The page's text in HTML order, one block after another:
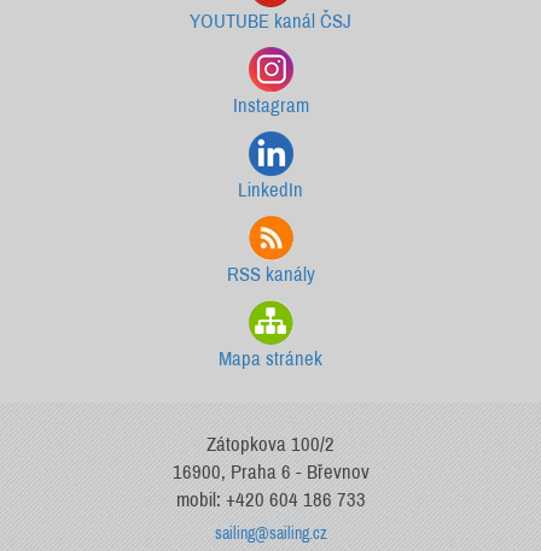
YOUTUBE kanál ČSJ
Instagram
LinkedIn
RSS kanály
Mapa stránek
Zátopkova 100/2
16900, Praha 6 - Břevnov
mobil: +420 604 186 733
sailing@sailing.cz